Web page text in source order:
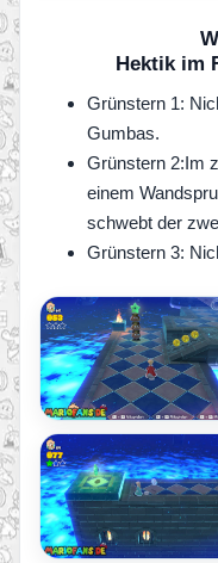
Hektik im
Grünstern 1:
Gumbas.
Grünstern 2:Im
einem
schwebt der
Grünstern 3: